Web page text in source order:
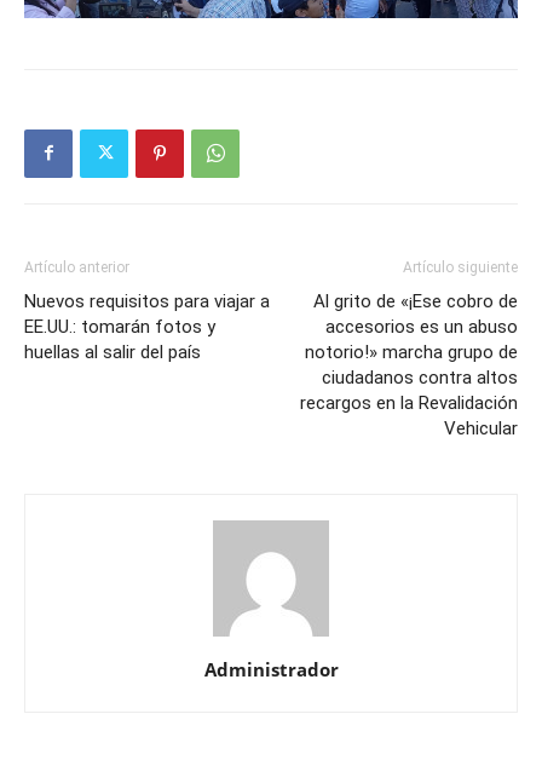
Artículo anterior
Nuevos requisitos para viajar a
EE.UU.: tomarán fotos y
huellas al salir del país
Artículo siguiente
Al grito de «¡Ese cobro de
accesorios es un abuso
notorio!» marcha grupo de
ciudadanos contra altos
recargos en la Revalidación
Vehicular
Administrador